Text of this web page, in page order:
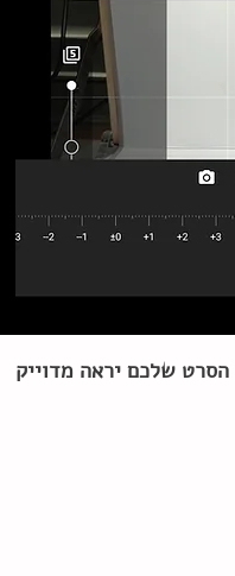
הסרט שלכם יראה מדוייק